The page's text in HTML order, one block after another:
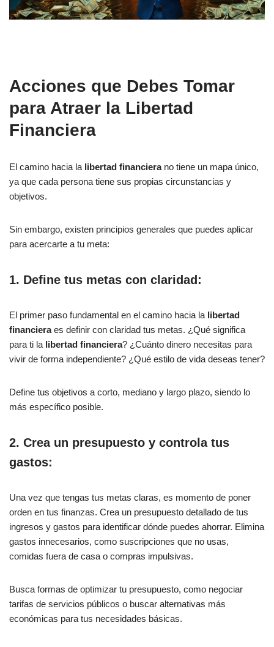
Acciones que Debes Tomar
para Atraer la Libertad
Financiera
El camino hacia la libertad financierano tiene un mapa único,
ya que cada persona tiene sus propias circunstancias y
objetivos.
Sin embargo, existen principios generales que puedes aplicar
para acercarte a tu meta:
1. Define tus metas con claridad:
El primer paso fundamental en el camino hacia la libertad
financieraes definir con claridad tus metas. ¿Qué significa
para ti la libertad financiera? ¿Cuánto dinero necesitas para
vivir de forma independiente? ¿Qué estilo de vida deseas tener?
Define tus objetivos a corto, mediano y largo plazo, siendo lo
más específico posible.
2. Crea un presupuesto y controla tus
gastos:
Una vez que tengas tus metas claras, es momento de poner
orden en tus finanzas. Crea un presupuesto detallado de tus
ingresos y gastos para identificar dónde puedes ahorrar. Elimina
gastos innecesarios, como suscripciones que no usas,
comidas fuera de casa o compras impulsivas.
Busca formas de optimizar tu presupuesto, como negociar
tarifas de servicios públicos o buscar alternativas más
económicas para tus necesidades básicas.